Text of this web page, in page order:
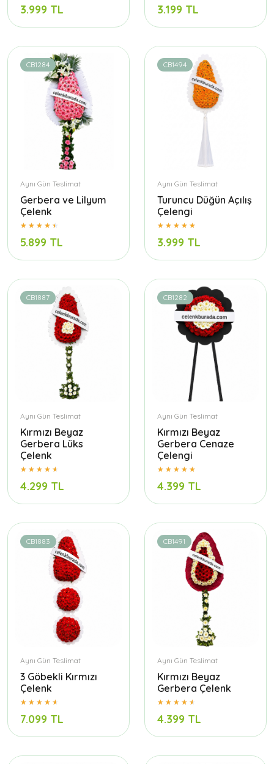
3.999 TL 3.199 TL
CB1284
Aynı Gün Teslimat
Gerbera ve Lilyum
Çelenk
5.899 TL
CB1494
Aynı Gün Teslimat
Turuncu Düğün Açılış
Çelengi
3.999 TL
CB1887
Aynı Gün Teslimat
Kırmızı Beyaz
Gerbera Lüks
Çelenk
4.299 TL
CB1282
Aynı Gün Teslimat
Kırmızı Beyaz
Gerbera Cenaze
Çelengi
4.399 TL
CB1883
Aynı Gün Teslimat
3 Göbekli Kırmızı
Çelenk
7.099 TL
CB1491
Aynı Gün Teslimat
Kırmızı Beyaz
Gerbera Çelenk
4.399 TL